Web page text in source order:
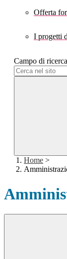
Offerta
I progetti
Campo di
Home >